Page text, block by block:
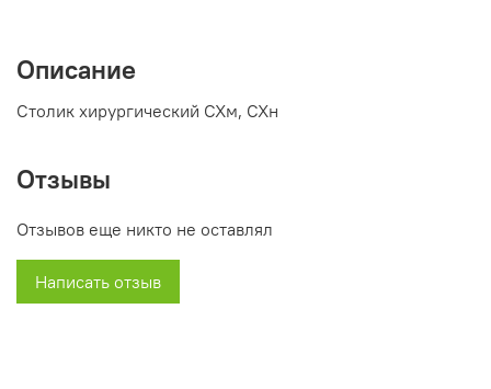
Описание
Столик хирургический СХм, СХн
Отзывы
Отзывов еще никто не оставлял
Написать отзыв